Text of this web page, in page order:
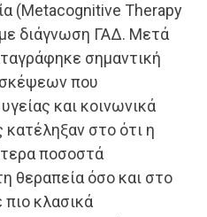
(Metacognitive Therapy
διάγνωση ΓΑΔ. Μετά
σημαντική
που
και κοινωνικά
στο ότι η
ποσοστά
θεραπεία όσο και στο
πιο κλασικά